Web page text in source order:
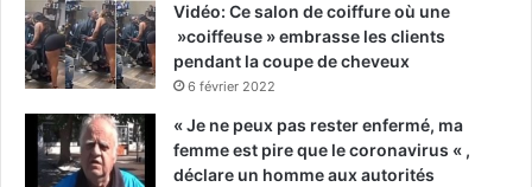
Vidéo: Ce salon de coiffure où une
»coiffeuse » embrasse les clients
pendant la coupe de cheveux
6 février 2022
« Je ne peux pas rester enfermé, ma
femme est pire que le coronavirus « ,
déclare un homme aux autorités